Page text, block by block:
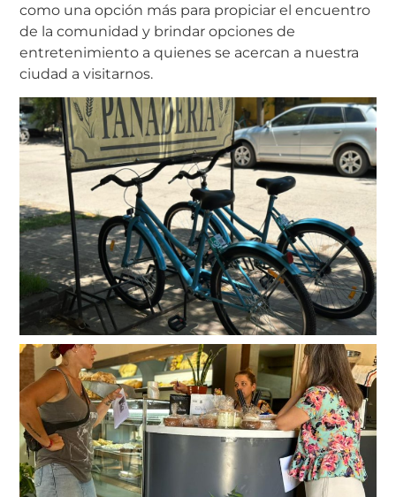
como una opción más para propiciar el encuentro
de la comunidad y brindar opciones de
entretenimiento a quienes se acercan a nuestra
ciudad a visitarnos.